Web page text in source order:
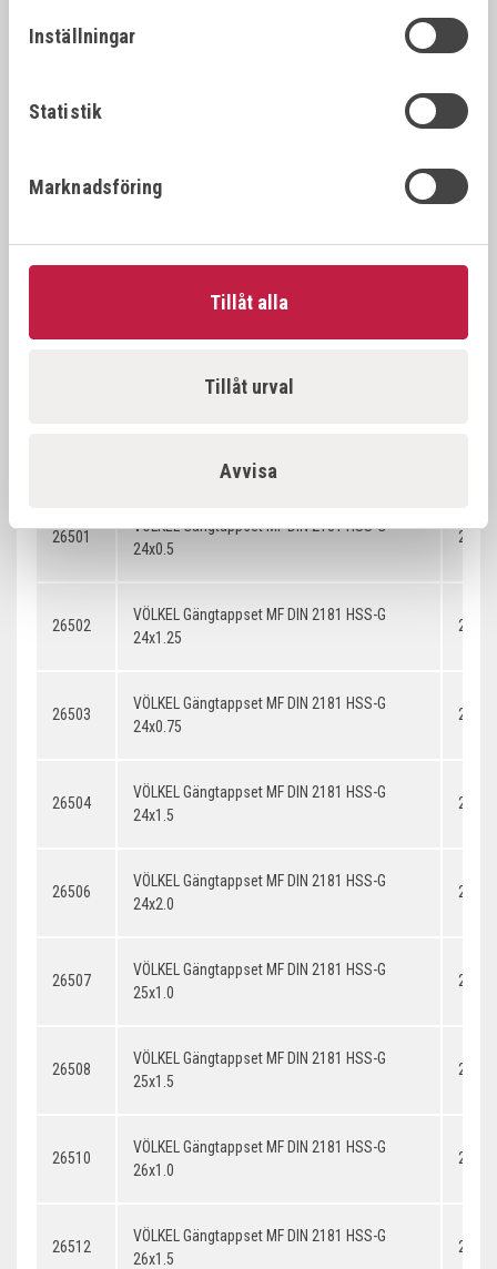
Inställningar
Statistik
Marknadsföring
Tillåt alla
Tillåt urval
Avvisa
26396
22x2.0
26397
26501
VÖLKEL Gängtappset MF DIN 2181 HSS-G
24x0.5
26502
VÖLKEL Gängtappset MF DIN 2181 HSS-G
24x1.25
26503
VÖLKEL Gängtappset MF DIN 2181 HSS-G
24x0.75
26504
VÖLKEL Gängtappset MF DIN 2181 HSS-G
24x1.5
26506
VÖLKEL Gängtappset MF DIN 2181 HSS-G
24x2.0
26507
VÖLKEL Gängtappset MF DIN 2181 HSS-G
25x1.0
26508
VÖLKEL Gängtappset MF DIN 2181 HSS-G
25x1.5
26510
VÖLKEL Gängtappset MF DIN 2181 HSS-G
26x1.0
26512
VÖLKEL Gängtappset MF DIN 2181 HSS-G
26x1.5